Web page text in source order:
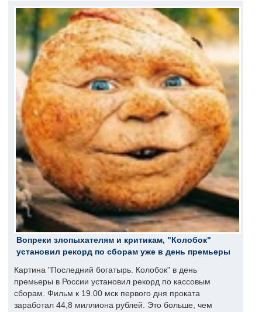
Вопреки злопыхателям и критикам, "Колобок"
установил рекорд по сборам уже в день премьеры
Картина "Последний богатырь. Колобок" в день
премьеры в России установил рекорд по кассовым
сборам. Фильм к 19.00 мск первого дня проката
заработал 44,8 миллиона рублей. Это больше, чем